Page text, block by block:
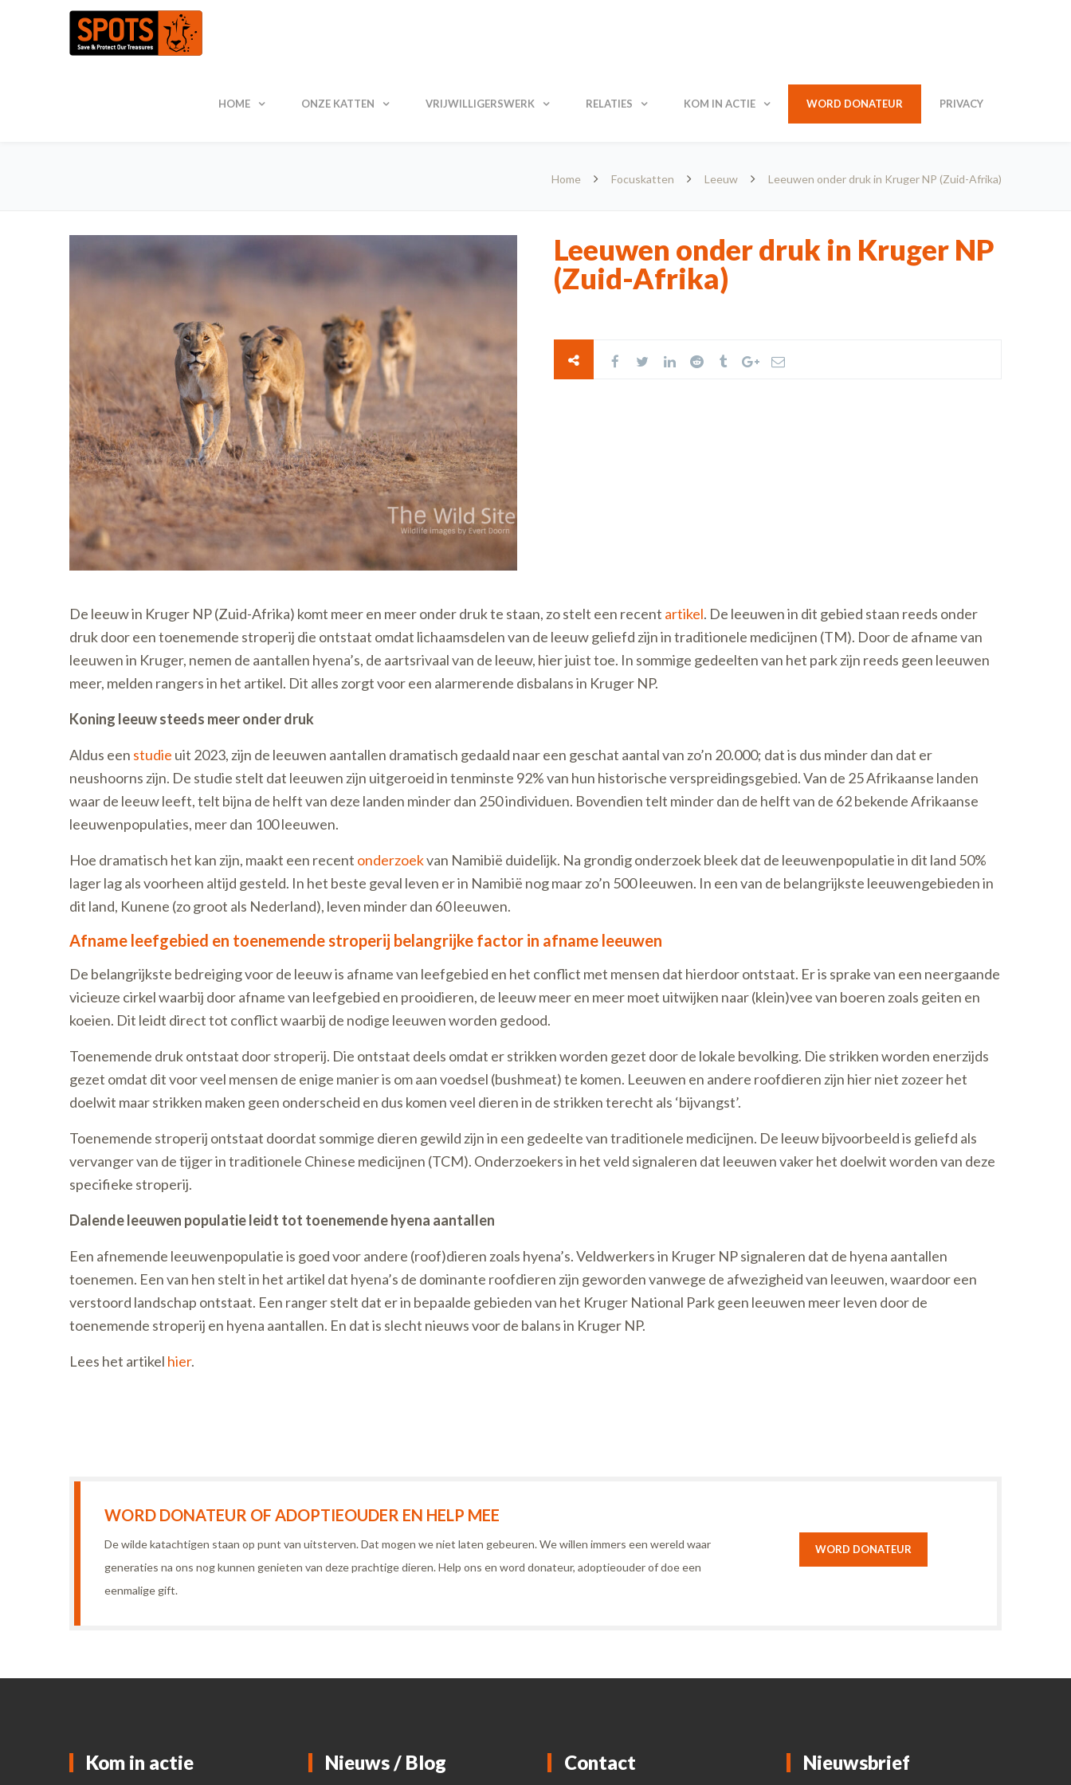
HOME ONZE KATTEN VRIJWILLIGERSWERK RELATIES KOM IN ACTIE WORD DONATEUR PRIVACY
Home Focuskatten Leeuw Leeuwen onder druk in Kruger NP (Zuid-Afrika)
Leeuwen onder druk in Kruger NP
(Zuid-Afrika)
De leeuw in Kruger NP (Zuid-Afrika) komt meer en meer onder druk te staan, zo stelt een recent artikel. De leeuwen in dit gebied staan reeds onder
druk door een toenemende stroperij die ontstaat omdat lichaamsdelen van de leeuw geliefd zijn in traditionele medicijnen (TM). Door de afname van
leeuwen in Kruger, nemen de aantallen hyena’s, de aartsrivaal van de leeuw, hier juist toe. In sommige gedeelten van het park zijn reeds geen leeuwen
meer, melden rangers in het artikel. Dit alles zorgt voor een alarmerende disbalans in Kruger NP.
Koning leeuw steeds meer onder druk
Aldus een studie uit 2023, zijn de leeuwen aantallen dramatisch gedaald naar een geschat aantal van zo’n 20.000; dat is dus minder dan dat er
neushoorns zijn. De studie stelt dat leeuwen zijn uitgeroeid in tenminste 92% van hun historische verspreidingsgebied. Van de 25 Afrikaanse landen
waar de leeuw leeft, telt bijna de helft van deze landen minder dan 250 individuen. Bovendien telt minder dan de helft van de 62 bekende Afrikaanse
leeuwenpopulaties, meer dan 100 leeuwen.
Hoe dramatisch het kan zijn, maakt een recent onderzoekvan Namibië duidelijk. Na grondig onderzoek bleek dat de leeuwenpopulatie in dit land 50%
lager lag als voorheen altijd gesteld. In het beste geval leven er in Namibië nog maar zo’n 500 leeuwen. In een van de belangrijkste leeuwengebieden in
dit land, Kunene (zo groot als Nederland), leven minder dan 60 leeuwen.
Afname leefgebied en toenemende stroperij belangrijke factor in afname leeuwen
De belangrijkste bedreiging voor de leeuw is afname van leefgebied en het conflict met mensen dat hierdoor ontstaat. Er is sprake van een neergaande
vicieuze cirkel waarbij door afname van leefgebied en prooidieren, de leeuw meer en meer moet uitwijken naar (klein)vee van boeren zoals geiten en
koeien. Dit leidt direct tot conflict waarbij de nodige leeuwen worden gedood.
Toenemende druk ontstaat door stroperij. Die ontstaat deels omdat er strikken worden gezet door de lokale bevolking. Die strikken worden enerzijds
gezet omdat dit voor veel mensen de enige manier is om aan voedsel (bushmeat) te komen. Leeuwen en andere roofdieren zijn hier niet zozeer het
doelwit maar strikken maken geen onderscheid en dus komen veel dieren in de strikken terecht als ‘bijvangst’.
Toenemende stroperij ontstaat doordat sommige dieren gewild zijn in een gedeelte van traditionele medicijnen. De leeuw bijvoorbeeld is geliefd als
vervanger van de tijger in traditionele Chinese medicijnen (TCM). Onderzoekers in het veld signaleren dat leeuwen vaker het doelwit worden van deze
specifieke stroperij.
Dalende leeuwen populatie leidt tot toenemende hyena aantallen
Een afnemende leeuwenpopulatie is goed voor andere (roof)dieren zoals hyena’s. Veldwerkers in Kruger NP signaleren dat de hyena aantallen
toenemen. Een van hen stelt in het artikel dat hyena’s de dominante roofdieren zijn geworden vanwege de afwezigheid van leeuwen, waardoor een
verstoord landschap ontstaat. Een ranger stelt dat er in bepaalde gebieden van het Kruger National Park geen leeuwen meer leven door de
toenemende stroperij en hyena aantallen. En dat is slecht nieuws voor de balans in Kruger NP.
Lees het artikel hier.
WORD DONATEUR OF ADOPTIEOUDER EN HELP MEE
De wilde katachtigen staan op punt van uitsterven. Dat mogen we niet laten gebeuren. We willen immers een wereld waar
generaties na ons nog kunnen genieten van deze prachtige dieren. Help ons en word donateur, adoptieouder of doe een
eenmalige gift.
WORD DONATEUR
Kom in actie Nieuws / Blog Contact Nieuwsbrief